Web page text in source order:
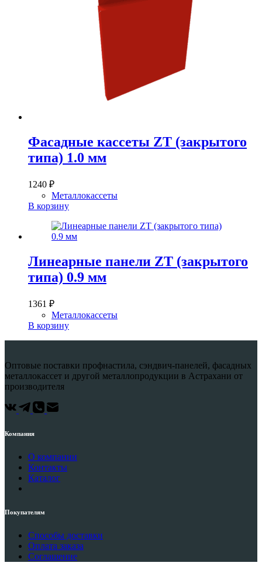
Фасадные кассеты ZT (закрытого
типа) 1.0 мм
1240 ₽
Металлокассеты
В корзину
Линеарные панели ZT (закрытого
типа) 0.9 мм
1361 ₽
Металлокассеты
В корзину
Оптовые поставки профнастила, сэндвич-панелей, фасадных
металлокассет и другой металлопродукции в Астрахани от
производителя
Компания
О компании
Контакты
Каталог
Покупателям
Способы доставки
Оплата заказа
Соглашение